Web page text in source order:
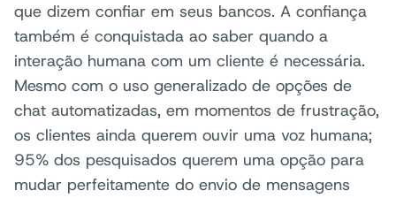
que dizem confiar em seus bancos. A confiança
também é conquistada ao saber quando a
interação humana com um cliente é necessária.
Mesmo com o uso generalizado de opções de
chat automatizadas, em momentos de frustração,
os clientes ainda querem ouvir uma voz humana;
95% dos pesquisados querem uma opção para
mudar perfeitamente do envio de mensagens